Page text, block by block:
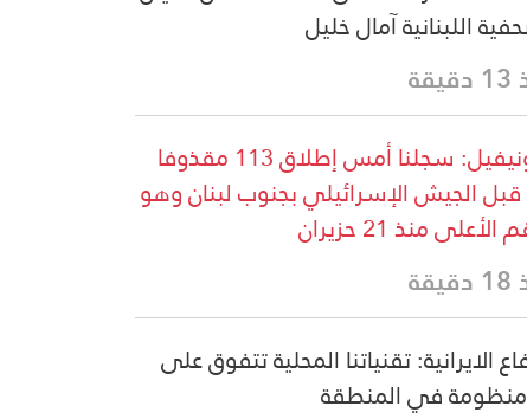
اللبنانية آمال خليل
اليونيفيل: سجلنا أمس إطلاق 113 مقذوفا
الجيش الإسرائيلي بجنوب لبنان وهو
منذ 21 حزيران
الايرانية: تقنياتنا المحلية تتفوق على
في المنطقة